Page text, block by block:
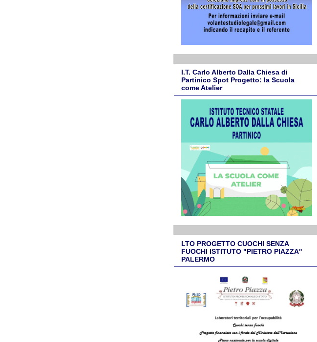
I.T. Carlo Alberto Dalla Chiesa di
Partinico Spot Progetto: la Scuola
come Atelier
LTO PROGETTO CUOCHI SENZA
FUOCHI ISTITUTO "PIETRO PIAZZA"
PALERMO